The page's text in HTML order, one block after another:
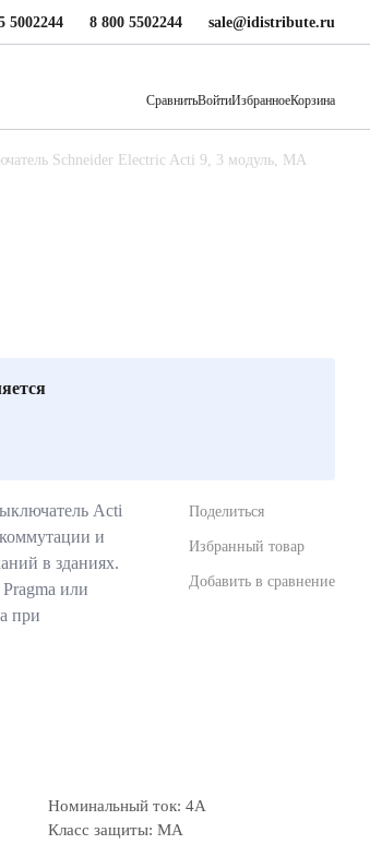
5002244 8 800 5502244 sale@idistribute.ru
СравнитьВойтиИзбранноеКорзина
Schneider Electric Acti 9, 3 модуль, MA
Acti
и
в зданиях.
или
при
Поделиться
Избранный товар
Добавить в сравнение
Номинальный ток: 4А
Класс защиты: MA